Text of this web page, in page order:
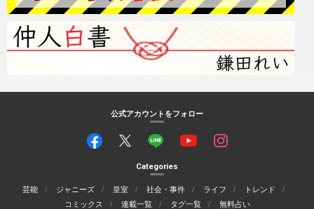
公式アカウントをフォロー
Categories
芸能 ジャニーズ 皇室 社会・事件 ライフ
トレンド
コミックス
連載一覧 タグ一覧 無料占い